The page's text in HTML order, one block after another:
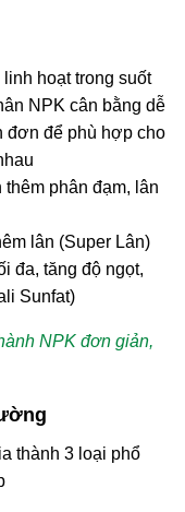
hoạt trong suốt
NPK cân bằng dễ
đơn để phù hợp cho
phân đạm, lân
lân (Super Lân)
đa, tăng độ ngọt,
Sunfat)
NPK đơn giản,
thành 3 loại phổ